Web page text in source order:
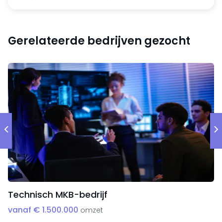
Gerelateerde bedrijven gezocht
Technisch MKB-bedrijf
vanaf € 1.500.000 omzet